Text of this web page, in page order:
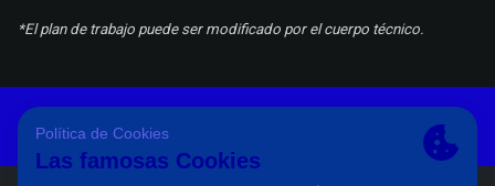
*El plan de trabajo puede ser modificado por el cuerpo técnico.